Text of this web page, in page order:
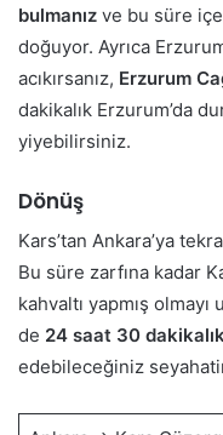
bulmanız ve bu süre
doğuyor. Ayrıca
acıkırsanız, Erzurum
dakikalık Erzurum’da
yiyebilirsiniz.
Dönüş
Kars’tan Ankara’ya
Bu süre zarfına kadar
kahvaltı yapmış olmayı
de 24 saat 30
edebileceğiniz